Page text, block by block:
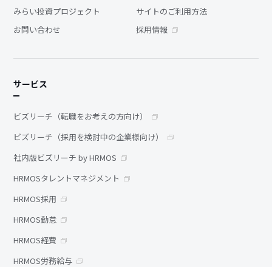
みらい投資プロジェクト
サイトのご利用方法
お問い合わせ
採用情報
サービス
ビズリーチ（転職をお考えの方向け）
ビズリーチ（採用を検討中の企業様向け）
社内版ビズリーチ by HRMOS
HRMOSタレントマネジメント
HRMOS採用
HRMOS勤怠
HRMOS経費
HRMOS労務給与